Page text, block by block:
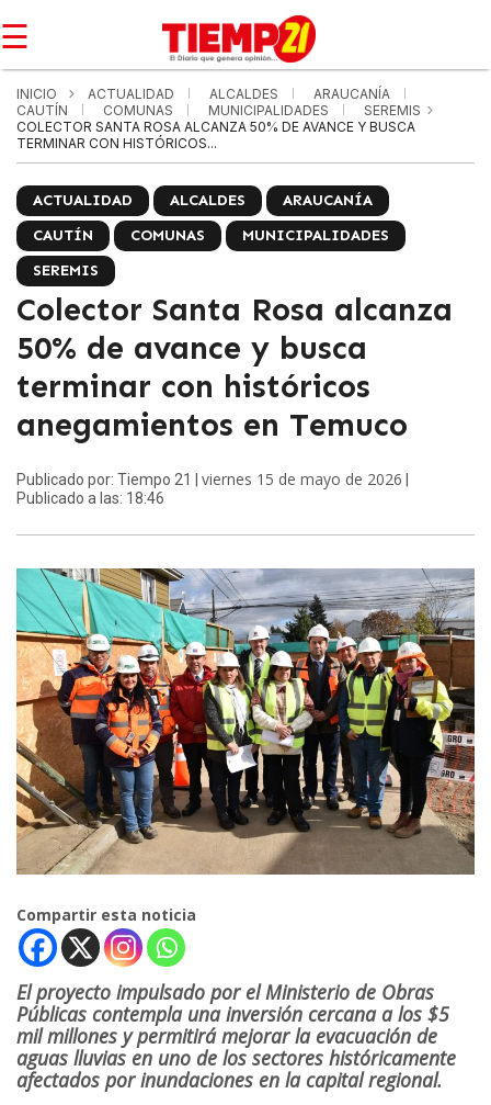
☰
INICIO ACTUALIDAD ALCALDES
ARAUCANÍA
CAUTÍN
COMUNAS MUNICIPALIDADES
SEREMIS
COLECTOR SANTA ROSA ALCANZA 50% DE AVANCE Y BUSCA
TERMINAR CON HISTÓRICOS...
ACTUALIDAD ALCALDES
ARAUCANÍA
CAUTÍN
COMUNAS
MUNICIPALIDADES
SEREMIS
Colector Santa Rosa alcanza
50% de avance y busca
terminar con históricos
anegamientos en Temuco
Publicado por: Tiempo 21 | viernes 15 de mayo de 2026
Publicado a las: 18:46
Compartir esta noticia
El proyecto impulsado por el Ministerio de Obras
Públicas contempla una inversión cercana a los $5
mil millones y permitirá mejorar la evacuación de
aguas lluvias en uno de los sectores históricamente
afectados por inundaciones en la capital regional.